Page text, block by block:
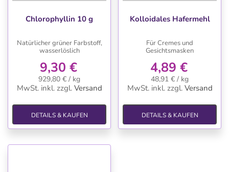
Chlorophyllin 10 g
Natürlicher grüner Farbstoff,
wasserlöslich
9,30 €
929,80 € / kg
MwSt. inkl. zzgl. Versand
DETAILS & KAUFEN
Kolloidales Hafermehl
Für Cremes und
Gesichtsmasken
4,89 €
48,91 € / kg
MwSt. inkl. zzgl. Versand
DETAILS & KAUFEN